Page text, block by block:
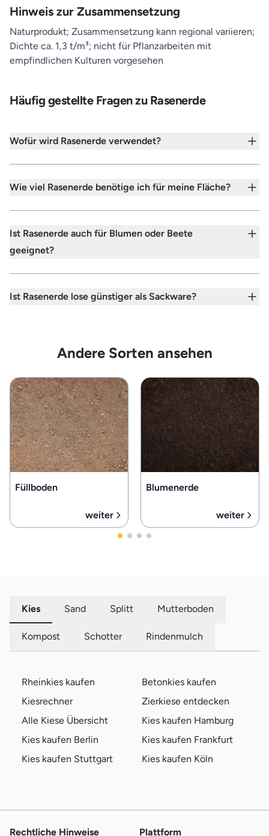
Hinweis zur Zusammensetzung
Naturprodukt; Zusammensetzung kann regional variieren;
Dichte ca. 1,3 t/m³; nicht für Pflanzarbeiten mit
empfindlichen Kulturen vorgesehen
Häufig gestellte Fragen zu Rasenerde
Wofür wird Rasenerde verwendet?
Wie viel Rasenerde benötige ich für meine Fläche?
Ist Rasenerde auch für Blumen oder Beete
geeignet?
Ist Rasenerde lose günstiger als Sackware?
Andere Sorten ansehen
Füllboden
weiter
Blumenerde
weiter
Kies Sand Splitt Mutterboden
Kompost Schotter Rindenmulch
Rheinkies kaufen
Betonkies kaufen
Kiesrechner
Zierkiese entdecken
Alle Kiese Übersicht
Kies kaufen Hamburg
Kies kaufen Berlin
Kies kaufen Frankfurt
Kies kaufen Stuttgart
Kies kaufen Köln
Rechtliche Hinweise Plattform